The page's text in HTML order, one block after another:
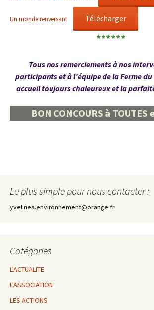
Un monde renversant Télécharger
******
Tous nos remerciements à nos
participants et à l’équipe de la Ferme
accueil toujours chaleureux et la
BON CONCOURS à TOUTES
Le plus simple pour nous contacter :
yvelines.environnement@orange.fr
Catégories
L'ACTUALITE
L'ASSOCIATION
LES ACTIONS